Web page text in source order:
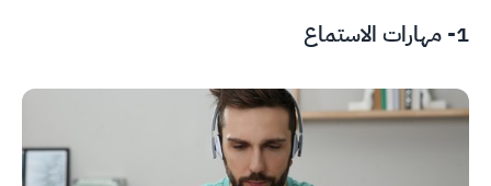
1- مهارات الاستماع